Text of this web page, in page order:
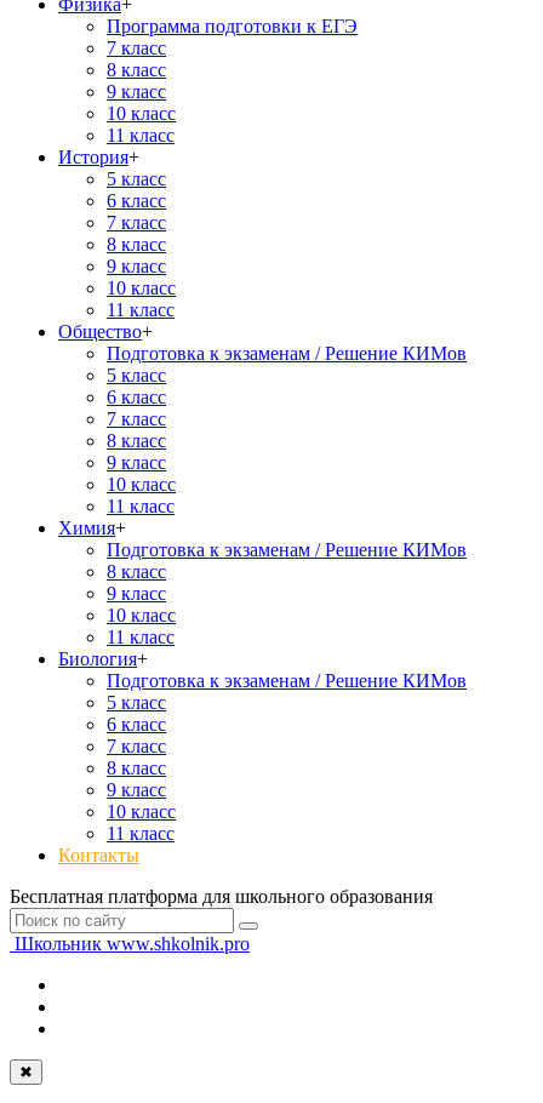
Физика+
Программа подготовки к ЕГЭ
7 класс
8 класс
9 класс
10 класс
11 класс
История+
5 класс
6 класс
7 класс
8 класс
9 класс
10 класс
11 класс
Общество+
Подготовка к экзаменам / Решение КИМов
5 класс
6 класс
7 класс
8 класс
9 класс
10 класс
11 класс
Химия+
Подготовка к экзаменам / Решение КИМов
8 класс
9 класс
10 класс
11 класс
Биология+
Подготовка к экзаменам / Решение КИМов
5 класс
6 класс
7 класс
8 класс
9 класс
10 класс
11 класс
Контакты
Бесплатная платформа для школьного образования
Школьник www.shkolnik.pro
✖